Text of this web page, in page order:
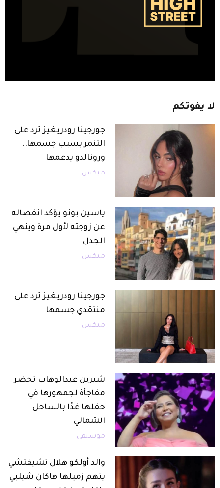
لا يفوتكم
جورجينا رودريغيز ترد على
التنمر بسبب جسمها..
ورونالدو يدعمها
ميكس
ياسين بونو يؤكد انفصاله
عن زوجته لأول مرة وينهي
الجدل
ميكس
جورجينا رودريغيز ترد على
منتقدي جسمها
ميكس
شيرين عبدالوهاب تحضر
مفاجأة لجمهورها في
حفلها غدًا بالساحل
الشمالي
موسيقى
والد أولكو هلال تشيفتشي
يتهم زميلها هاكان شيلبي